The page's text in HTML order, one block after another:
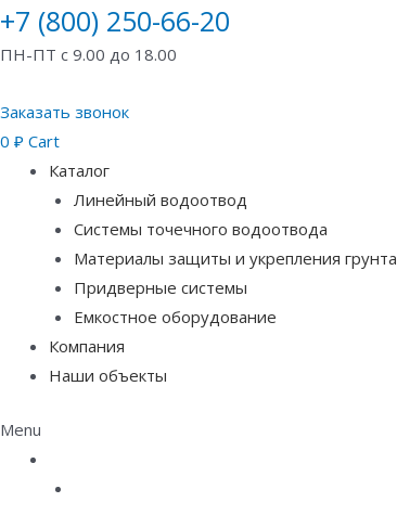
+7 (800) 250-66-20
ПН-ПТ с 9.00 до 18.00
Заказать звонок
0 ₽ Cart
Каталог
Линейный водоотвод
Системы точечного водоотвода
Материалы защиты и укрепления грунта
Придверные системы
Емкостное оборудование
Компания
Наши объекты
Menu